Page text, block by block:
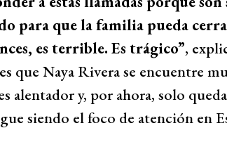
para que la familia pueda
es terrible. Es trágico”,
que Naya Rivera se encuentre
alentador y, por ahora, solo
siendo el foco de atención en